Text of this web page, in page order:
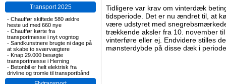
Transport 2025
- Chauffør skiftede 580 ældre
heste ud med 660 nye
- Chauffør kørte fra
transportmesse i nyt vogntog
- Sandkunstnere brugte ni dage på
at skabe to sværvægtere
- Knap 29.000 besøgte
transportmesse i Herning
- Betonbil er helt elektrisk fra
drivline og tromle til transportbånd
Tidligere var krav om vinterdæk
tidsperiode. Det er nu ændret til, at
være udstyret med
trækkende aksler fra 10. november
vinterføre eller ej. Endvidere stilles
mønsterdybde på disse dæk i